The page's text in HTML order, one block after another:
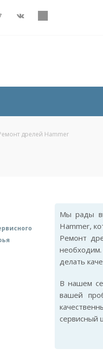
дрелей Hammer
Мы рады
Hammer,
Ремонт
делать
В нашем
вашей
сервисный